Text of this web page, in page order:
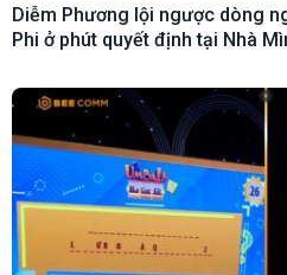
Diễm Phương lội ngược dòng
Phi ở phút quyết định tại Nhà